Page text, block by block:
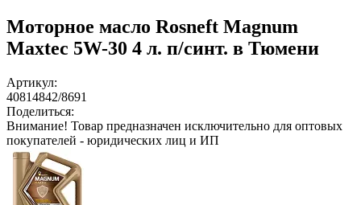
Моторное масло Rosneft Magnum
Maxtec 5W-30 4 л. п/синт. в Тюмени
Артикул:
40814842/8691
Поделиться:
Внимание! Товар предназначен исключительно для оптовых
покупателей - юридических лиц и ИП